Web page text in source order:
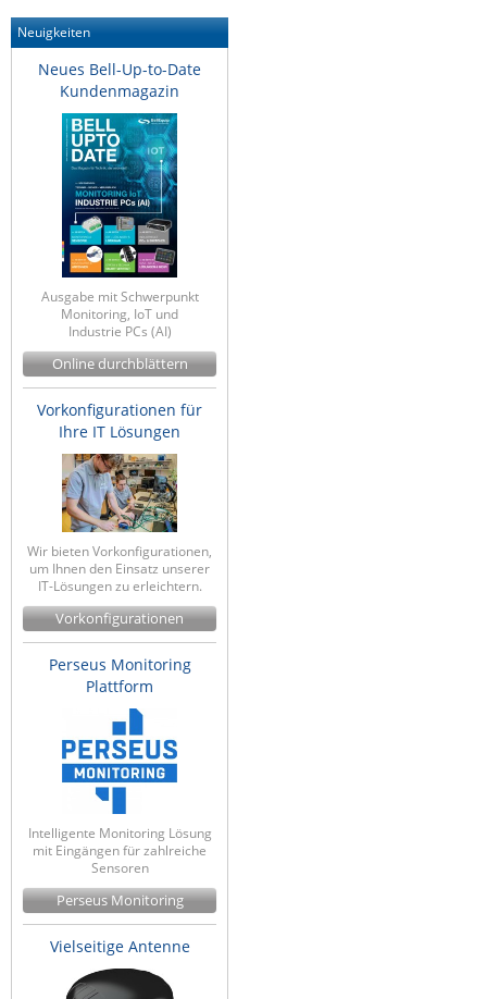
Milesight
Moxa
Netio
Panorama Antennas
PatchSee
Power Kingdom
Poynting
Raritan
Riello UPS
Server Technology
Siretta
SIRIO Antenne
Sunbird
Tactical Software
TEKTELIC
Teltonika
Unwired Networks
Vision
WATTECO
Westermo
ZPE Systems
News zu unseren Herstellern
Neuigkeiten
Neues Bell-Up-to-Date
Kundenmagazin
Ausgabe mit Schwerpunkt
Monitoring, IoT und
Industrie PCs (AI)
Online durchblättern
Vorkonfigurationen für
Ihre IT Lösungen
Wir bieten Vorkonfigurationen,
um Ihnen den Einsatz unserer
IT-Lösungen zu erleichtern.
Vorkonfigurationen
Perseus Monitoring
Plattform
Intelligente Monitoring Lösung
mit Eingängen für zahlreiche
Sensoren
Perseus Monitoring
Vielseitige Antenne